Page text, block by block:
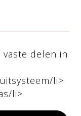
delen in
li>
li>